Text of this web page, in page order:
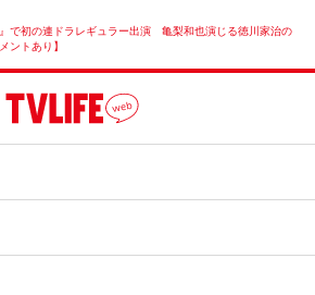
で初の連ドラレギュラー出演 亀梨和也演じる徳川家治の
ントあり】